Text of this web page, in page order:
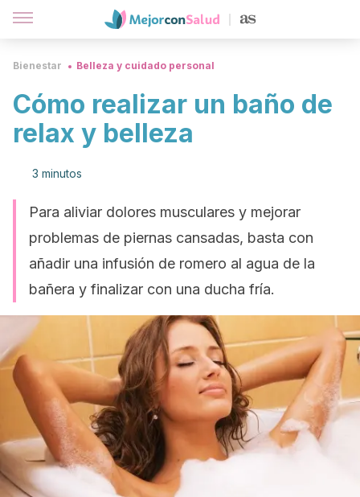
Bienestar Belleza y cuidado personal
Cómo realizar un baño de
relax y belleza
3 minutos
Para aliviar dolores musculares y mejorar
problemas de piernas cansadas, basta con
añadir una infusión de romero al agua de la
bañera y finalizar con una ducha fría.